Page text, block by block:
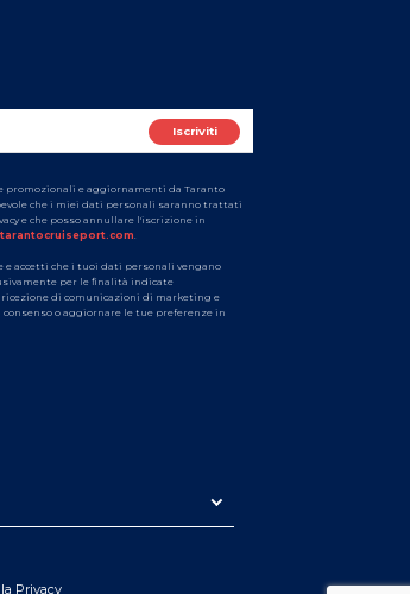
promozionali e aggiornamenti da Taranto
che i miei dati personali saranno trattati
e che posso annullare l'iscrizione in
.
e accetti che i tuoi dati personali vengano
per le finalità indicate
di comunicazioni di marketing e
o aggiornare le tue preferenze in
Privacy